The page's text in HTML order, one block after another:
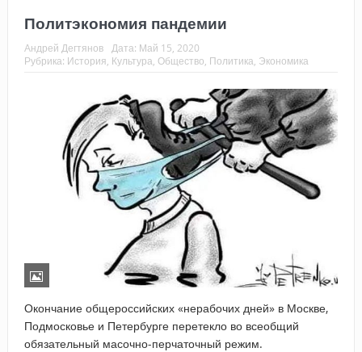
Политэкономия пандемии
Андрей Дегтянов Дата: Май 15, 2020
Рубрика: История, Культура, Общество, Политика, Экономика
Окончание общероссийских «нерабочих дней» в Москве,
Подмосковье и Петербурге перетекло во всеобщий
обязательный масочно-перчаточный режим.